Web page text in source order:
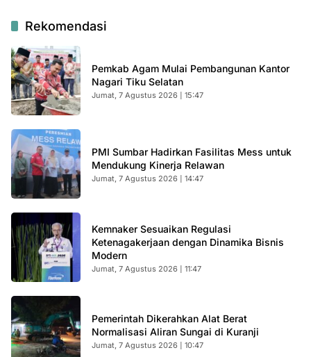
Rekomendasi
Pemkab Agam Mulai Pembangunan Kantor
Nagari Tiku Selatan
Jumat, 7 Agustus 2026 | 15:47
PMI Sumbar Hadirkan Fasilitas Mess untuk
Mendukung Kinerja Relawan
Jumat, 7 Agustus 2026 | 14:47
Kemnaker Sesuaikan Regulasi
Ketenagakerjaan dengan Dinamika Bisnis
Modern
Jumat, 7 Agustus 2026 | 11:47
Pemerintah Dikerahkan Alat Berat
Normalisasi Aliran Sungai di Kuranji
Jumat, 7 Agustus 2026 | 10:47